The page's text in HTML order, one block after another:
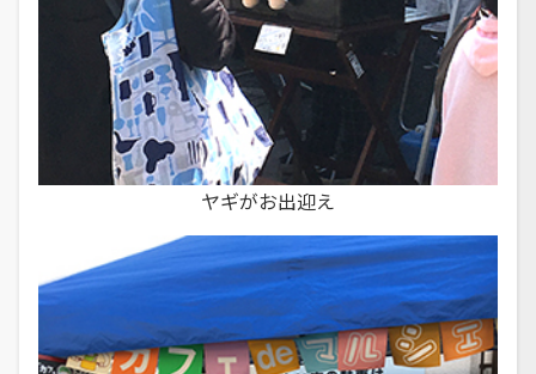
ヤギがお出迎え